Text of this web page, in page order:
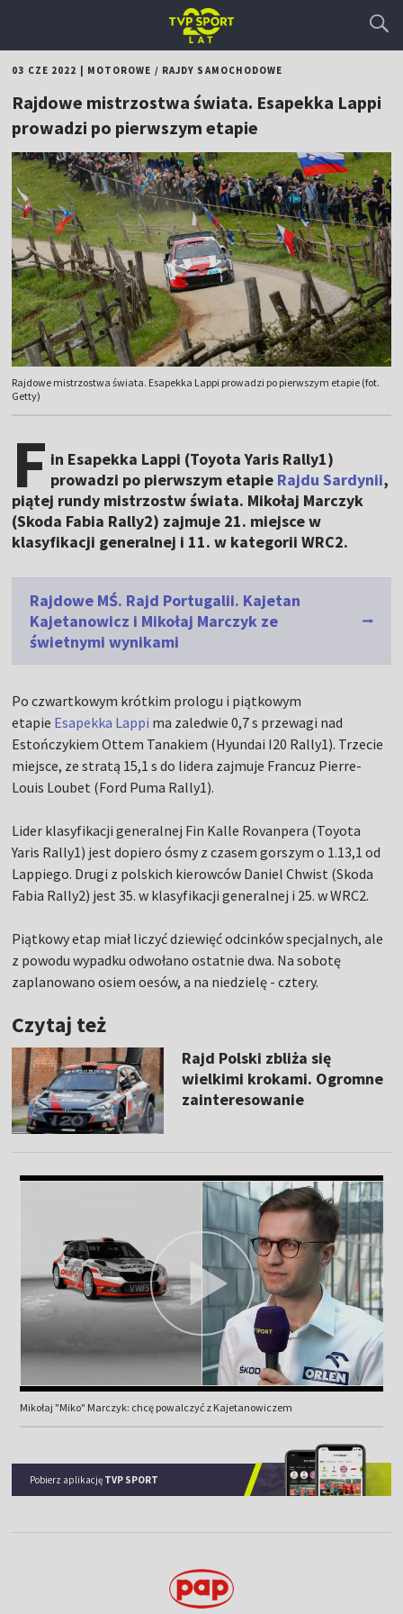
03 CZE 2022 MOTOROWE / RAJDY SAMOCHODOWE
Rajdowe mistrzostwa świata. Esapekka Lappi
prowadzi po pierwszym etapie
Rajdowe mistrzostwa świata. Esapekka Lappi prowadzi po pierwszym etapie (fot.
Getty)
F in Esapekka Lappi (Toyota Yaris Rally1)
prowadzi po pierwszym etapie Rajdu Sardynii,
piątej rundy mistrzostw świata. Mikołaj Marczyk
(Skoda Fabia Rally2) zajmuje 21. miejsce w
klasyfikacji generalnej i 11. w kategorii WRC2.
Rajdowe MŚ. Rajd Portugalii. Kajetan
Kajetanowicz i Mikołaj Marczyk ze
świetnymi wynikami
Po czwartkowym krótkim prologu i piątkowym
etapie Esapekka Lappi ma zaledwie 0,7 s przewagi nad
Estończykiem Ottem Tanakiem (Hyundai I20 Rally1). Trzecie
miejsce, ze stratą 15,1 s do lidera zajmuje Francuz Pierre-
Louis Loubet (Ford Puma Rally1).
Lider klasyfikacji generalnej Fin Kalle Rovanpera (Toyota
Yaris Rally1) jest dopiero ósmy z czasem gorszym o 1.13,1 od
Lappiego. Drugi z polskich kierowców Daniel Chwist (Skoda
Fabia Rally2) jest 35. w klasyfikacji generalnej i 25. w WRC2.
Piątkowy etap miał liczyć dziewięć odcinków specjalnych, ale
z powodu wypadku odwołano ostatnie dwa. Na sobotę
zaplanowano osiem oesów, a na niedzielę - cztery.
Czytaj też
Rajd Polski zbliża się
wielkimi krokami. Ogromne
zainteresowanie
Mikołaj "Miko" Marczyk: chcę powalczyć z Kajetanowiczem
Pobierz aplikację TVP SPORT